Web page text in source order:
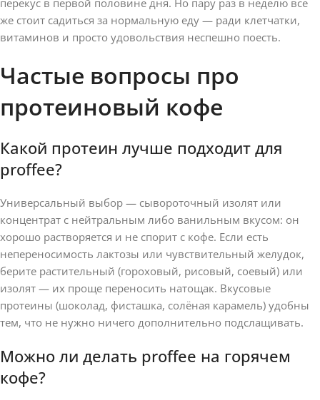
же стоит садиться за нормальную еду — ради клетчатки,
витаминов и просто удовольствия неспешно поесть.
Частые вопросы про
протеиновый кофе
Какой протеин лучше подходит для
proffee?
Универсальный выбор — сывороточный изолят или
концентрат с нейтральным либо ванильным вкусом: он
хорошо растворяется и не спорит с кофе. Если есть
непереносимость лактозы или чувствительный желудок,
берите растительный (гороховый, рисовый, соевый) или
изолят — их проще переносить натощак. Вкусовые
протеины (шоколад, фисташка, солёная карамель) удобны
тем, что не нужно ничего дополнительно подслащивать.
Можно ли делать proffee на горячем
кофе?